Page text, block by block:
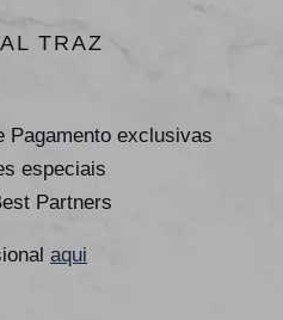
TRAZ
Pagamento exclusivas
especiais
Partners
aqui